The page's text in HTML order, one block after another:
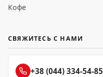
Кофе
СВЯЖИТЕСЬ С НАМИ
+38 (044) 334-54-85